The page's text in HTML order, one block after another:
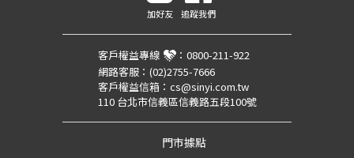
加好友 追蹤我們
客戶權益專線 ： 0800-211-922
網路客服： (02)2755-7666
客戶權益信箱： cs@sinyi.com.tw
110 台北市信義區信義路五段100號
門市據點